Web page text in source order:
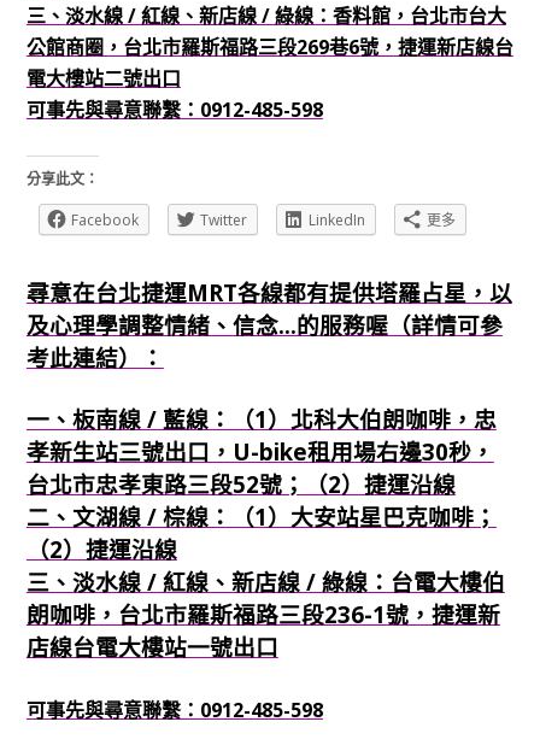
三、淡水線 / 紅線、新店線 / 綠線：香料館，台北市台大
公館商圈，台北市羅斯福路三段269巷6號，捷運新店線台
電大樓站二號出口
可事先與尋意聯繫：0912-485-598
分享此文：
Facebook
Twitter LinkedIn 更多
尋意在台北捷運MRT各線都有提供塔羅占星，以
及心理學調整情緒、信念...的服務喔（詳情可參
考此連結）：
一、板南線 / 藍線：（1）北科大伯朗咖啡，忠
孝新生站三號出口，U-bike租用場右邊30秒，
台北市忠孝東路三段52號；（2）捷運沿線
二、文湖線 / 棕線：（1）大安站星巴克咖啡；
（2）捷運沿線
三、淡水線 / 紅線、新店線 / 綠線：台電大樓伯
朗咖啡，台北市羅斯福路三段236-1號，捷運新
店線台電大樓站一號出口
可事先與尋意聯繫：0912-485-598